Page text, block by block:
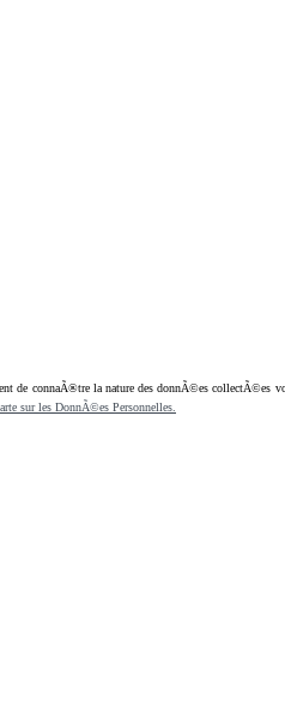
la nature des donnÃ©es collectÃ©es
sur les DonnÃ©es Personnelles.